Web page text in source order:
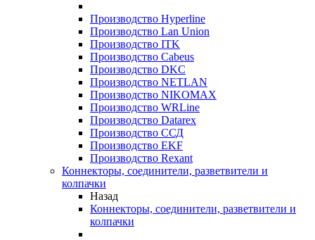
Производство Hyperline
Производство Lan Union
Производство ITK
Производство Cabeus
Производство DKC
Производство NETLAN
Производство NIKOMAX
Производство WRLine
Производство Datarex
Производство ССД
Производство EKF
Производство Rexant
Коннекторы, соединители, разветвители и
колпачки
Назад
Коннекторы, соединители, разветвители и
колпачки